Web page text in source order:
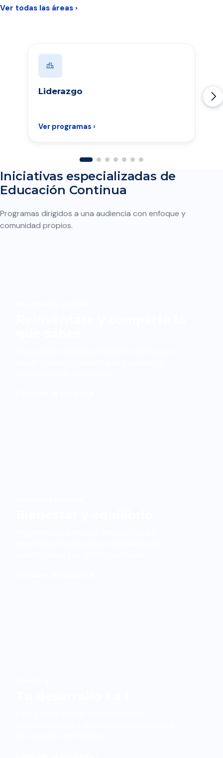
Ver todas las áreas ›
Liderazgo
Ver programas ›
Iniciativas especializadas de
Educación Continua
Programas dirigidos a una audiencia con enfoque y
comunidad propios.